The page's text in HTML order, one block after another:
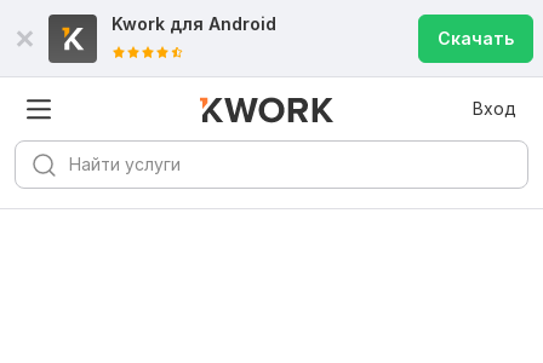
Kwork для Android
Скачать
Вход